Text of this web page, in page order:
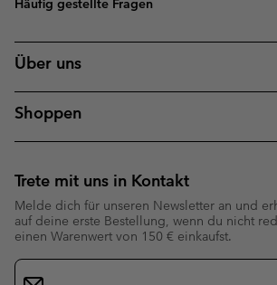
Häufig gestellte Fragen
Über uns
Shoppen
Trete mit uns in Kontakt
Melde dich für unseren Newsletter an und
auf deine erste Bestellung, wenn du nicht
einen Warenwert von 150 € einkaufst.
Newsletter-